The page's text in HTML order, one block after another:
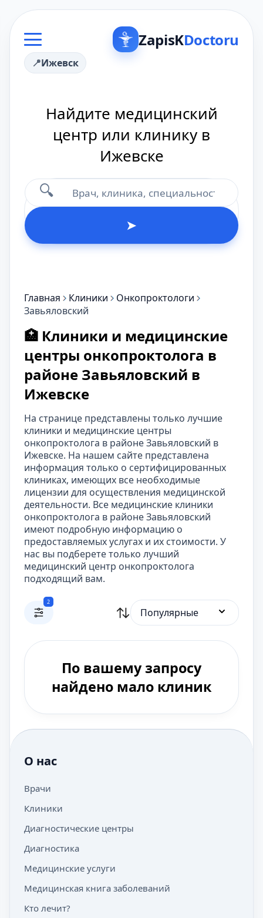
ZapisKDoctoru
Ижевск
Найдите медицинский
центр или клинику в
Ижевске
🔍
➤
Главная Клиники
Онкопроктологи
Завьяловский
🏥 Клиники и медицинские
центры онкопроктолога в
районе Завьяловский в
Ижевске
На странице представлены только лучшие
клиники и медицинские центры
онкопроктолога в районе Завьяловский в
Ижевске. На нашем сайте представлена
информация только о сертифицированных
клиниках, имеющих все необходимые
лицензии для осуществления медицинской
деятельности. Все медицинские клиники
онкопроктолога в районе Завьяловский
имеют подробную информацию о
предоставляемых услугах и их стоимости. У
нас вы подберете только лучший
медицинский центр онкопроктолога
подходящий вам.
2
Популярные
По вашему запросу
найдено мало клиник
О нас
Врачи
Клиники
Диагностические центры
Диагностика
Медицинские услуги
Медицинская книга заболеваний
Кто лечит?